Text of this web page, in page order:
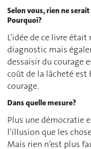
Selon vous, rien ne
Pourquoi?
L’idée de ce livre
diagnostic mais
dessaisir du courage
coût de la lâcheté est
courage.
Dans quelle mesure?
Plus une démocratie
l’illusion que les
Mais rien n’est plus